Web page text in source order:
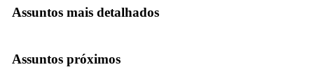
Assuntos mais detalhados
Assuntos próximos